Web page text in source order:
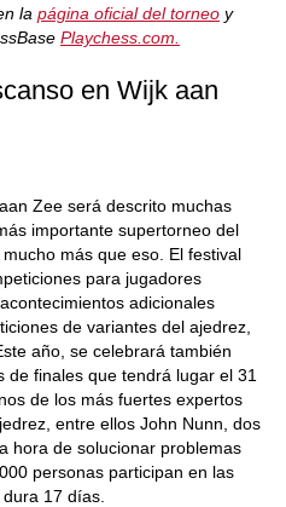
la página oficial del torneo y
Playchess.com.
en Wijk aan
Zee será descrito muchas
importante supertorneo del
más que eso. El festival
para jugadores
adicionales
de variantes del ajedrez,
año, se celebrará también
finales que tendrá lugar el 31
de los más fuertes expertos
entre ellos John Nunn, dos
hora de solucionar problemas
personas participan en las
17 días.